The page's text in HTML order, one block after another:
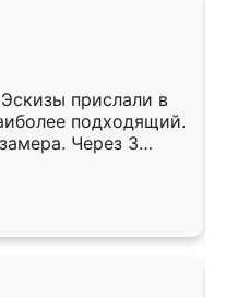
прислали в
подходящий.
Через 3
Остались
Ренессанс
работу!